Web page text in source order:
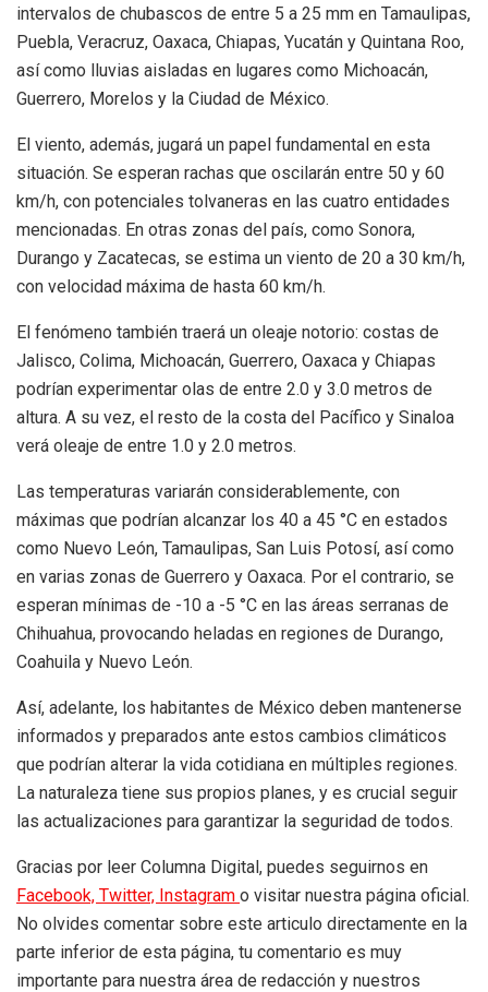
intervalos de chubascos de entre 5 a 25 mm en Tamaulipas,
Puebla, Veracruz, Oaxaca, Chiapas, Yucatán y Quintana Roo,
así como lluvias aisladas en lugares como Michoacán,
Guerrero, Morelos y la Ciudad de México.
El viento, además, jugará un papel fundamental en esta
situación. Se esperan rachas que oscilarán entre 50 y 60
km/h, con potenciales tolvaneras en las cuatro entidades
mencionadas. En otras zonas del país, como Sonora,
Durango y Zacatecas, se estima un viento de 20 a 30 km/h,
con velocidad máxima de hasta 60 km/h.
El fenómeno también traerá un oleaje notorio: costas de
Jalisco, Colima, Michoacán, Guerrero, Oaxaca y Chiapas
podrían experimentar olas de entre 2.0 y 3.0 metros de
altura. A su vez, el resto de la costa del Pacífico y Sinaloa
verá oleaje de entre 1.0 y 2.0 metros.
Las temperaturas variarán considerablemente, con
máximas que podrían alcanzar los 40 a 45 °C en estados
como Nuevo León, Tamaulipas, San Luis Potosí, así como
en varias zonas de Guerrero y Oaxaca. Por el contrario, se
esperan mínimas de -10 a -5 °C en las áreas serranas de
Chihuahua, provocando heladas en regiones de Durango,
Coahuila y Nuevo León.
Así, adelante, los habitantes de México deben mantenerse
informados y preparados ante estos cambios climáticos
que podrían alterar la vida cotidiana en múltiples regiones.
La naturaleza tiene sus propios planes, y es crucial seguir
las actualizaciones para garantizar la seguridad de todos.
Gracias por leer Columna Digital, puedes seguirnos en
Facebook, Twitter, Instagram o visitar nuestra página oficial.
No olvides comentar sobre este articulo directamente en la
parte inferior de esta página, tu comentario es muy
importante para nuestra área de redacción y nuestros